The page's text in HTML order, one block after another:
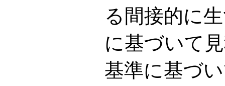
る間接的に
に基づいて
基準に基づ